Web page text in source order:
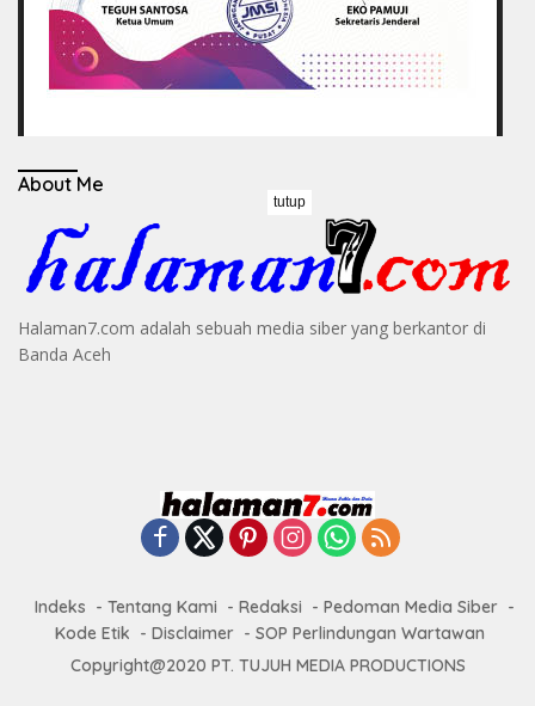
About Me
Halaman7.com adalah sebuah media siber yang berkantor di
Banda Aceh
Indeks Tentang Kami Redaksi
Pedoman Media Siber
Kode Etik
Disclaimer
SOP Perlindungan Wartawan
Copyright@2020 PT. TUJUH MEDIA PRODUCTIONS
tutup